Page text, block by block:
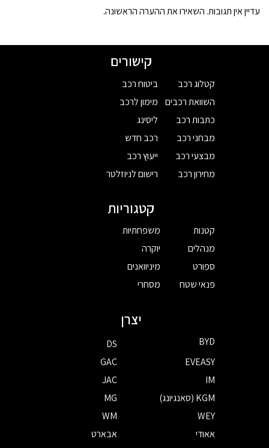
עדיין אין תגובות. השאירו את ההערה הראשונה.
קישורים
קטלוג רכב
השוואת רכבים
כתבות רכב
מבחני רכב
מבצעי רכב
מחירון רכב
ביטוח רכב
מימון לרכב
ליסינג
רכב חדש
ייעוץ רכב
רישום לניוזלטר
קטגוריות
קטנות
מנהלים
ספורט
פנאי שטח
משפחתיות
יוקרה
מיניוואנים
מסחרי
יצרן
BYD
DS
EVEASY
GAC
IM
JAC
KGM (סאנגיונג)
MG
WEY
WM
אאודי
אבארט